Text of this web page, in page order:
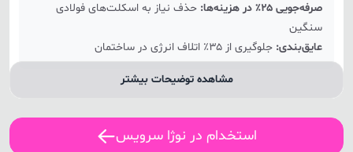
صرفه‌جویی ۲۵٪ در هزینه‌ها:
حذف نیاز به اسکلت‌های فولادی
سنگین
عایق‌بندی: جلوگیری از ۳۵٪ اتلاف انرژی در ساختمان
مشاهده توضیحات بیشتر
استخدام در نوژا سرویس